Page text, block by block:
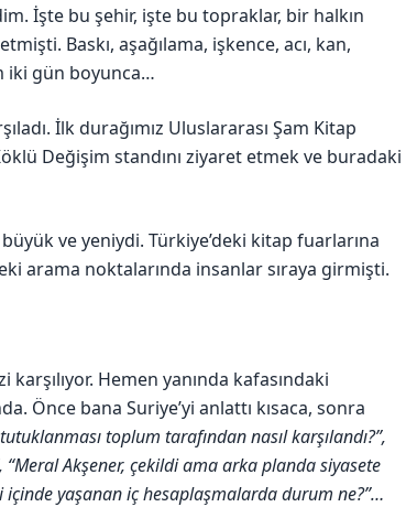
İşte bu şehir, işte bu topraklar, bir halkın
Baskı, aşağılama, işkence, acı, kan,
iki gün boyunca…
İlk durağımız Uluslararası Şam Kitap
Değişim standını ziyaret etmek ve buradaki
ve yeniydi. Türkiye’deki kitap fuarlarına
arama noktalarında insanlar sıraya girmişti.
karşılıyor. Hemen yanında kafasındaki
Önce bana Suriye’yi anlattı kısaca, sonra
toplum tarafından nasıl karşılandı?”,
“Meral Akşener, çekildi ama arka planda siyasete
içinde yaşanan iç hesaplaşmalarda durum ne?”…